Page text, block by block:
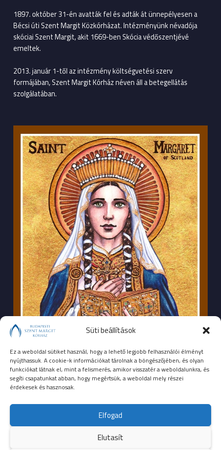
Süti beállítások
Ez a weboldal sütiket használ, hogy a lehető legjobb felhasználói élményt
nyújthassuk. A cookie-k információkat tárolnak a böngészőjében, és olyan
funkciókat látnak el, mint a felismerés, amikor visszatér a weboldalunkra, és
segíti csapatunkat abban, hogy megértsük, a weboldal mely részei
érdekesek és hasznosak.
Elfogad
Elutasít
1897. október 31-én avatták fel és adták át ünnepélyesen a
Bécsi úti Szent Margit Közkórházat. Intézményünk névadója
skóciai Szent Margit, akit 1669-ben Skócia védőszentjévé
emeltek.
2013. január 1-től az intézmény költségvetési szerv
formájában, Szent Margit Kórház néven áll a betegellátás
szolgálatában.
SEGÉLYHÍVÓSZÁMOK
104mentők